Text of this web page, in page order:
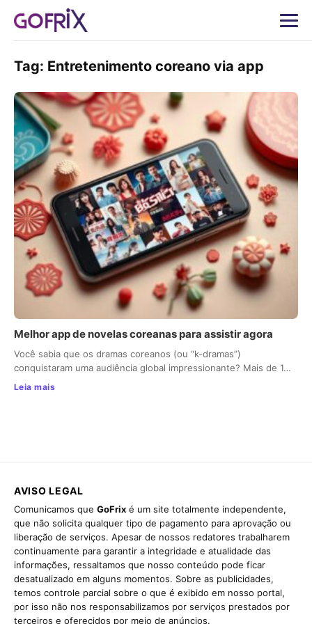
Tag: Entretenimento coreano via app
Melhor app de novelas coreanas para assistir agora
Você sabia que os dramas coreanos (ou “k-dramas”)
conquistaram uma audiência global impressionante? Mais de 1…
Leia mais
AVISO LEGAL
Comunicamos que GoFrix é um site totalmente independente,
que não solicita qualquer tipo de pagamento para aprovação ou
liberação de serviços. Apesar de nossos redatores trabalharem
continuamente para garantir a integridade e atualidade das
informações, ressaltamos que nosso conteúdo pode ficar
desatualizado em alguns momentos. Sobre as publicidades,
temos controle parcial sobre o que é exibido em nosso portal,
por isso não nos responsabilizamos por serviços prestados por
terceiros e oferecidos por meio de anúncios.